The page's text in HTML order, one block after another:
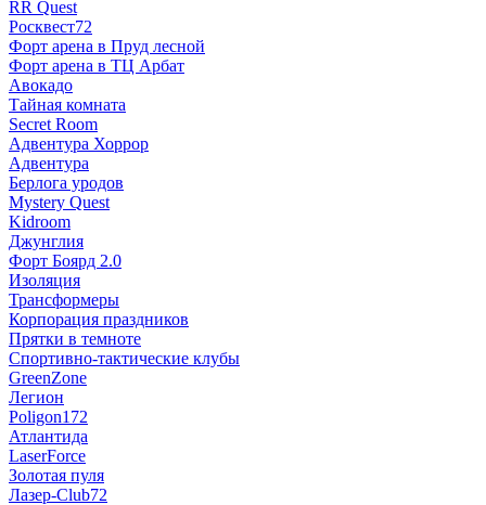
RR Quest
Росквест72
Форт арена в Пруд лесной
Форт арена в ТЦ Арбат
Авокадо
Тайная комната
Secret Room
Адвентура Хоррор
Адвентура
Берлога уродов
Mystery Quest
Kidroom
Джунглия
Форт Боярд 2.0
Изоляция
Трансформеры
Корпорация праздников
Прятки в темноте
Спортивно-тактические клубы
GreenZone
Легион
Poligon172
Атлантида
LaserForce
Золотая пуля
Лазер-Club72